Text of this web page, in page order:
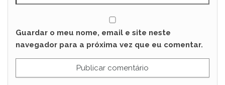
Guardar o meu nome, email e site neste
navegador para a próxima vez que eu comentar.